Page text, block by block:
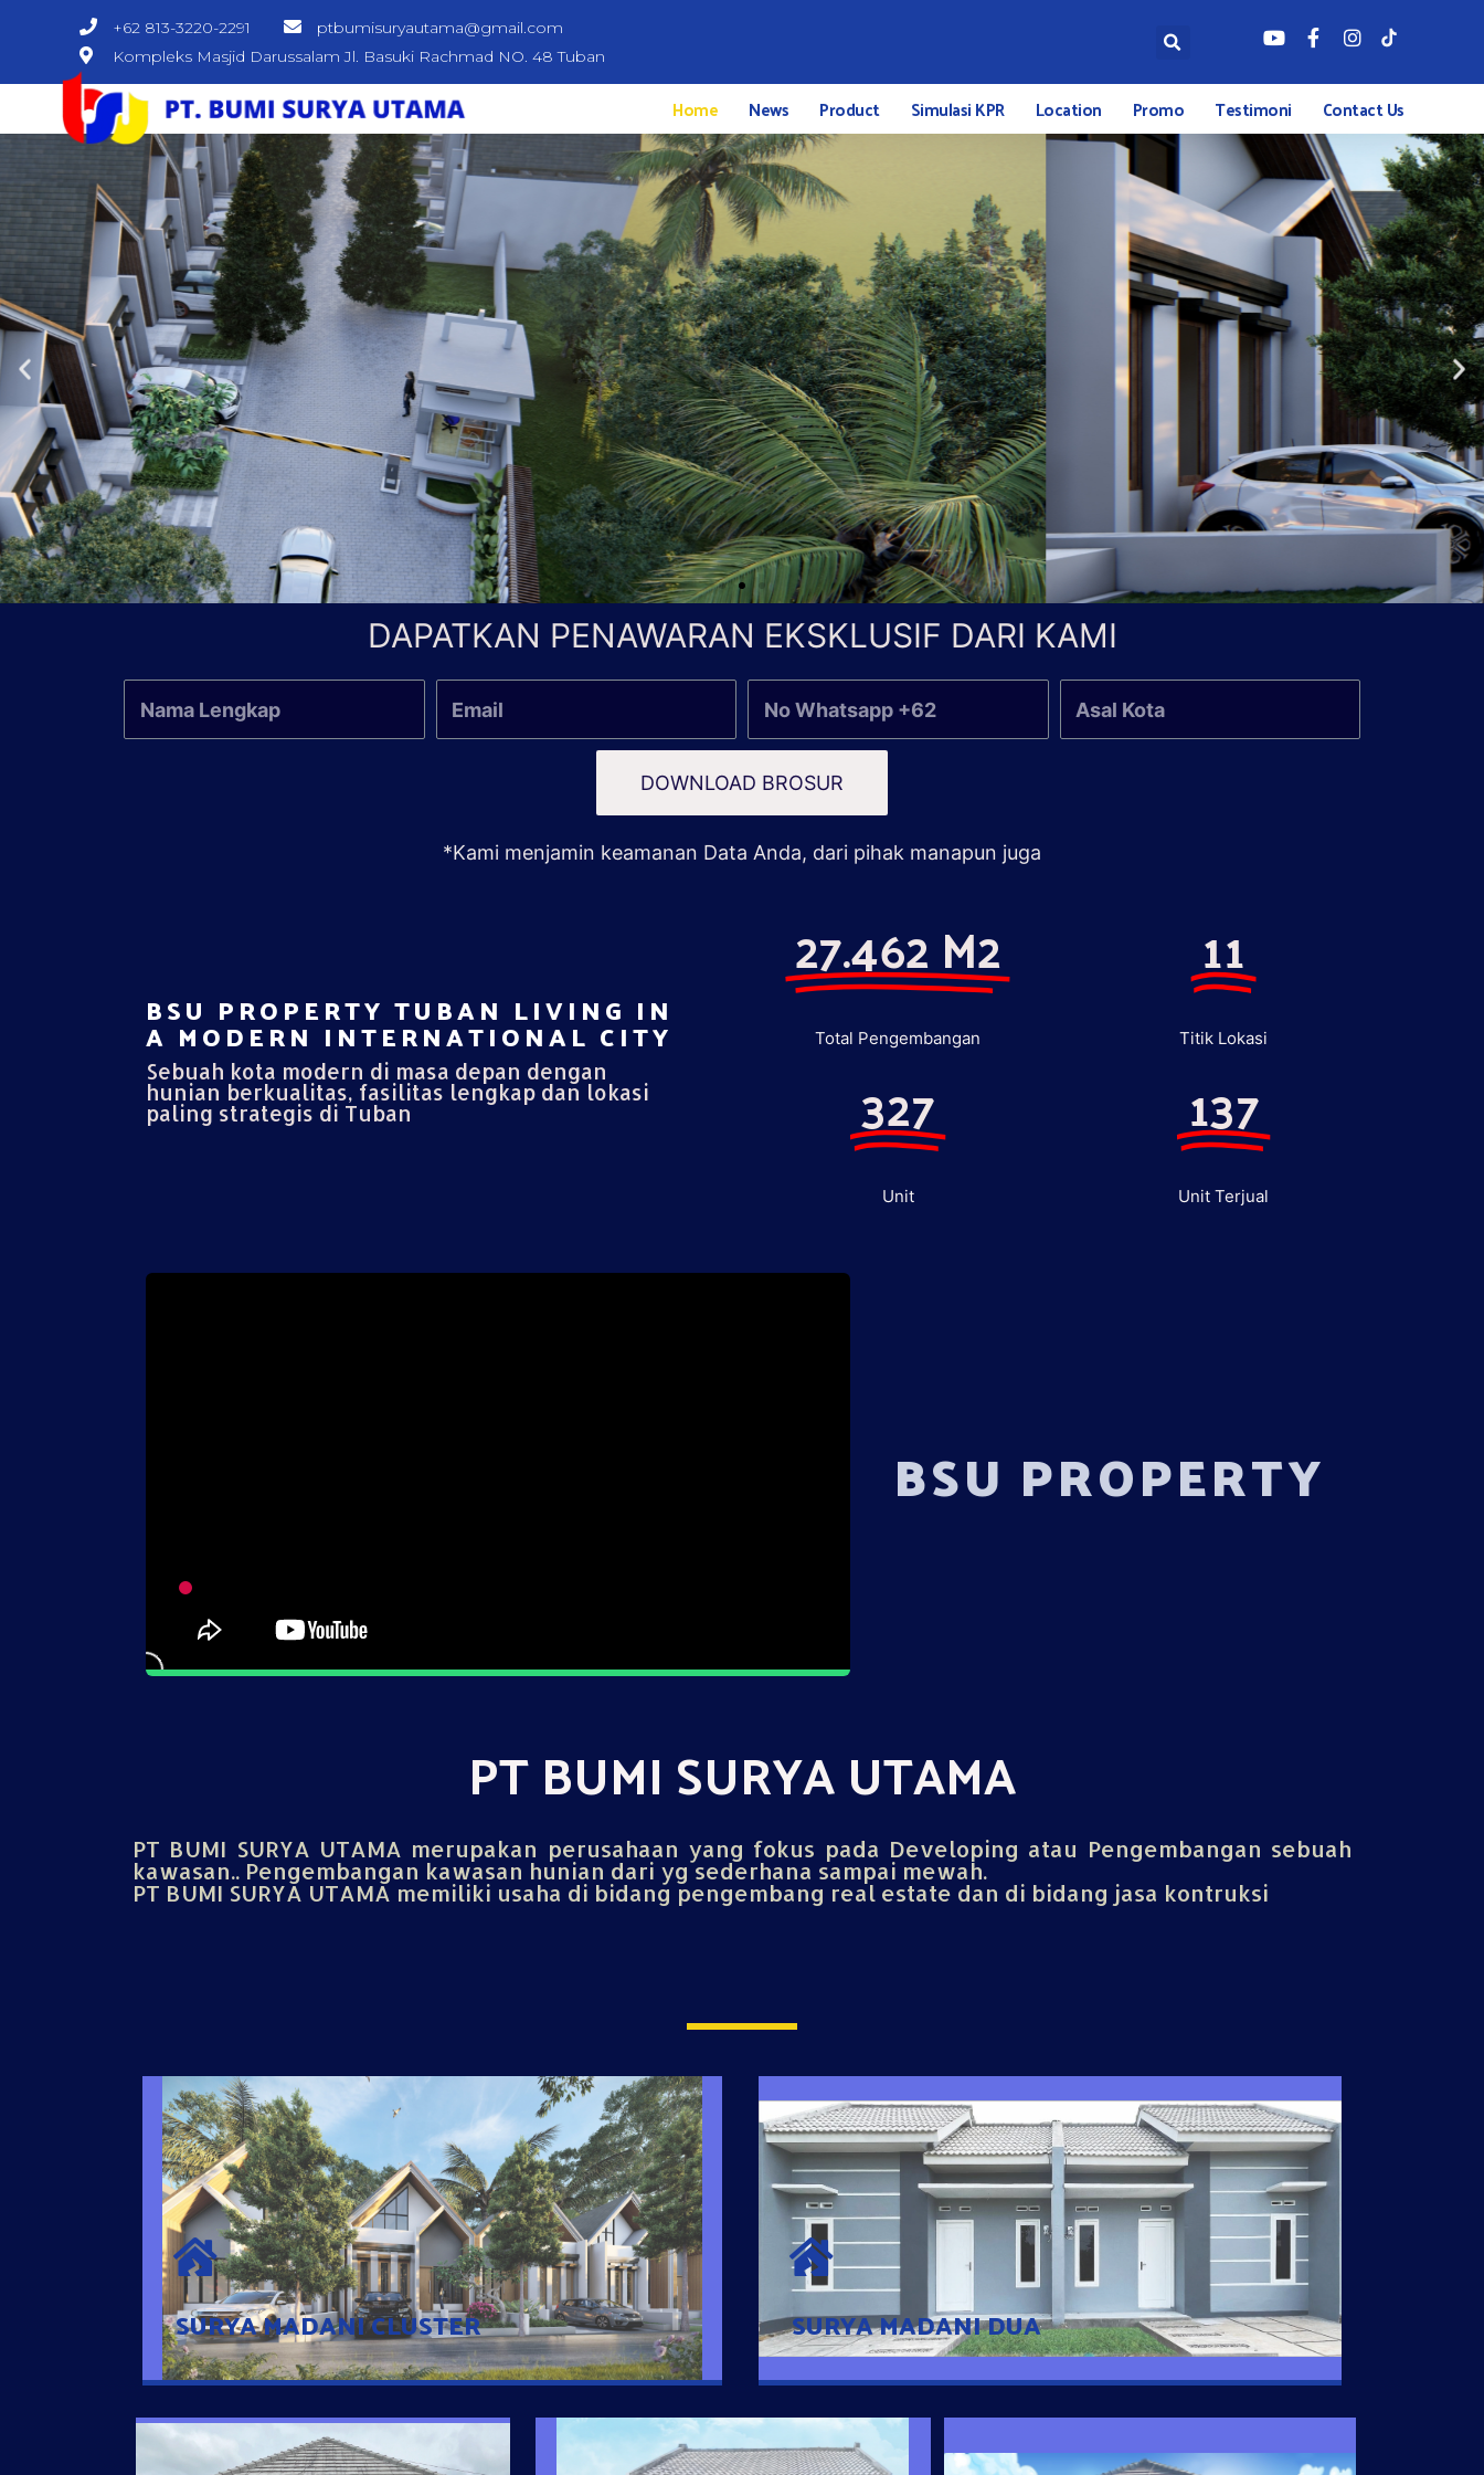
+62 813-3220-2291
ptbumisuryautama@gmail.com
Kompleks Masjid Darussalam Jl. Basuki Rachmad NO. 48 Tuban
Home News Product Simulasi KPR Location Promo Testimoni Contact Us
DAPATKAN PENAWARAN EKSKLUSIF DARI KAMI
DOWNLOAD BROSUR
*Kami menjamin keamanan Data Anda, dari pihak manapun juga
BSU PROPERTY TUBAN LIVING IN
A MODERN INTERNATIONAL CITY​
Sebuah kota modern di masa depan dengan
hunian berkualitas, fasilitas lengkap dan lokasi
paling strategis di Tuban
27.462 M2
Total Pengembangan
327
Unit
11
Titik Lokasi
137
Unit Terjual
BSU PROPERTY
PT BUMI SURYA UTAMA
PT BUMI SURYA UTAMA merupakan perusahaan yang fokus pada Developing atau Pengembangan sebuah
kawasan.. Pengembangan kawasan hunian dari yg sederhana sampai mewah.
PT BUMI SURYA UTAMA memiliki usaha di bidang pengembang real estate dan di bidang jasa kontruksi
SURYA MADANI CLUSTER
SURYA MADANI CLUSTER
Desain Modern Minimalis dengan Konsep Rumah Pintar
Sehingga Memudahkan Penghuni mengakses rumahnya dengan
Ponsel
SURYA MADANI DUA
SURYA MADANI DUA
Satu-satunya Hunian nyaman dengan harga subsidi hanya 100
jutaan dengan lokasi strategis di Tuban